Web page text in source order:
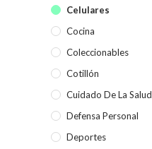
Celulares
Cocina
Coleccionables
Cotillón
Cuidado De La Salud
Defensa Personal
Deportes